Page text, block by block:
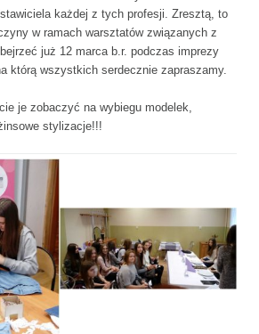
każdej z tych profesji. Zresztą, to
w ramach warsztatów związanych z
już 12 marca b.r. podczas imprezy
którą wszystkich serdecznie zapraszamy.
je zobaczyć na wybiegu modelek,
stylizacje!!!